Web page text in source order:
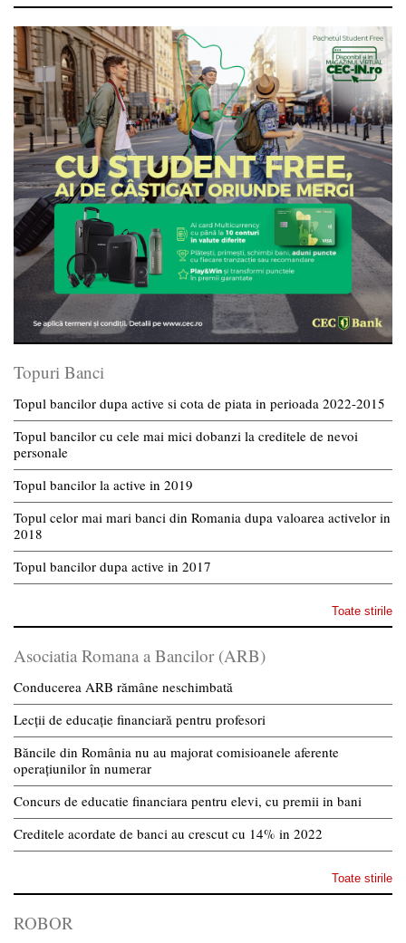
Topuri Banci
Topul bancilor dupa active si cota de piata in perioada 2022-2015
Topul bancilor cu cele mai mici dobanzi la creditele de nevoi
personale
Topul bancilor la active in 2019
Topul celor mai mari banci din Romania dupa valoarea activelor in
2018
Topul bancilor dupa active in 2017
Toate stirile
Asociatia Romana a Bancilor (ARB)
Conducerea ARB rămâne neschimbată
Lecții de educație financiară pentru profesori
Băncile din România nu au majorat comisioanele aferente
operațiunilor în numerar
Concurs de educatie financiara pentru elevi, cu premii in bani
Creditele acordate de banci au crescut cu 14% in 2022
Toate stirile
ROBOR